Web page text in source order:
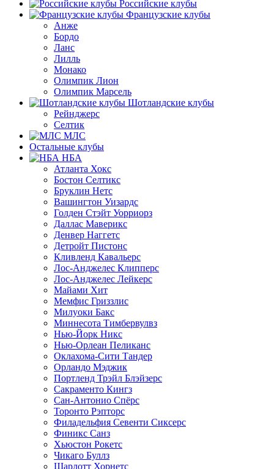
Российские клубы
Французские клубы
Анже
Бордо
Ланс
Лилль
Монако
Олимпик Лион
Олимпик Марсель
Шотландские клубы
Рейнджерс
Селтик
МЛС
Остальные клубы
НБА
Атланта Хокс
Бостон Селтикс
Бруклин Нетс
Вашингтон Уизардс
Голден Стэйт Уорриорз
Даллас Маверикс
Денвер Наггетс
Детройт Пистонс
Кливленд Кавальерс
Лос-Анджелес Клипперс
Лос-Анджелес Лейкерс
Майами Хит
Мемфис Гриззлис
Милуоки Бакс
Миннесота Тимбервулвз
Нью-Йорк Никс
Нью-Орлеан Пеликанс
Оклахома-Сити Тандер
Орландо Мэджик
Портленд Трэйл Блэйзерс
Сакраменто Кингз
Сан-Антонио Спёрс
Торонто Рэпторс
Филадельфия Севенти Сиксерс
Финикс Санз
Хьюстон Рокетс
Чикаго Буллз
Шарлотт Хорнетс